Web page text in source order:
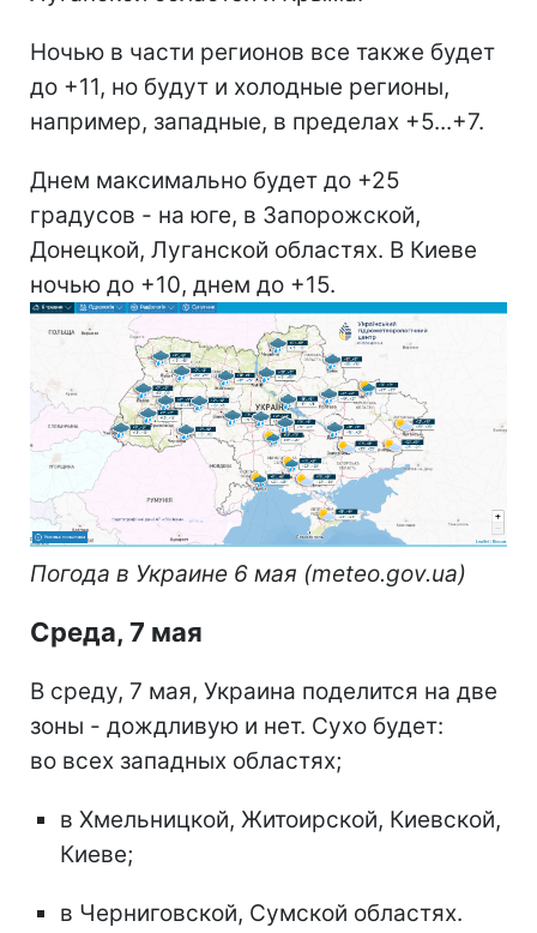
Ночью в части регионов все также будет
до +11, но будут и холодные регионы,
например, западные, в пределах +5...+7.
Днем максимально будет до +25
градусов - на юге, в Запорожской,
Донецкой, Луганской областях. В Киеве
ночью до +10, днем до +15.
Погода в Украине 6 мая (meteo.gov.ua)
Среда, 7 мая
В среду, 7 мая, Украина поделится на две
зоны - дождливую и нет. Сухо будет:
во всех западных областях;
в Хмельницкой, Житоирской, Киевской,
Киеве;
в Черниговской, Сумской областях.